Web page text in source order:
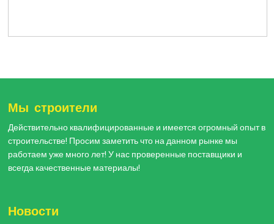
Мы строители
Действительно квалифицированные и имеется огромный опыт в
строительстве! Просим заметить что на данном рынке мы
работаем уже много лет! У нас проверенные поставщики и
всегда качественные материалы!
Новости